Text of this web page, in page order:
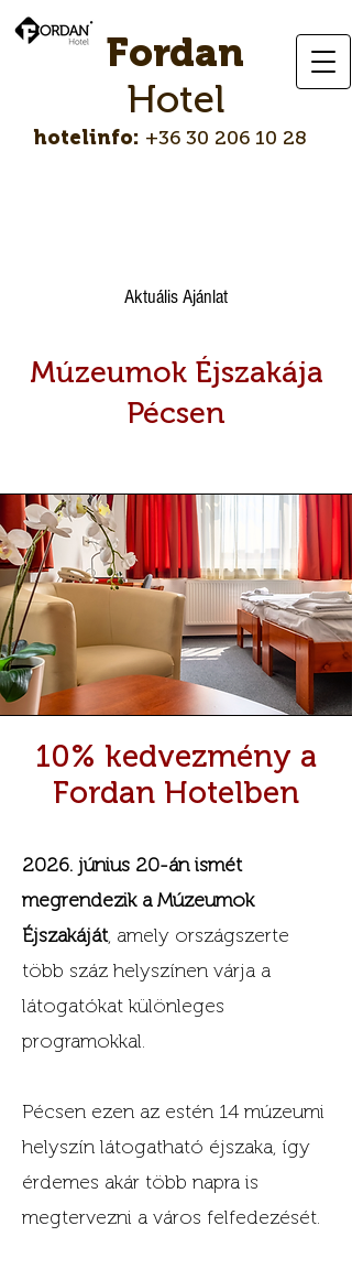
Fordan
Hotel
hotelinfo: +36 30 206 10 28
Aktuális Ajánlat
Múzeumok Éjszakája
Pécsen
10% kedvezmény a
Fordan Hotelben
2026. június 20-án ismét
megrendezik a Múzeumok
Éjszakáját, amely országszerte
több száz helyszínen várja a
látogatókat különleges
programokkal.
Pécsen ezen az estén 14 múzeumi
helyszín látogatható éjszaka, így
érdemes akár több napra is
megtervezni a város felfedezését.